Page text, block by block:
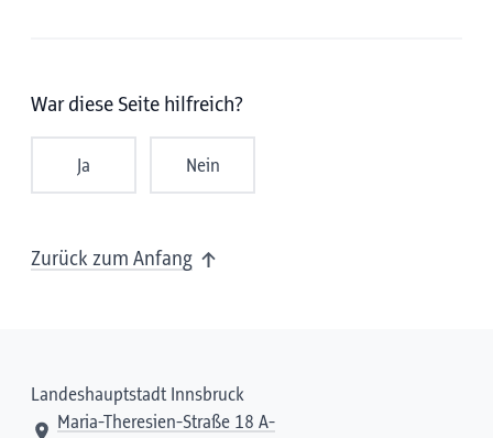
War diese Seite hilfreich?
Ja Nein
Zurück zum Anfang
Landeshauptstadt Innsbruck
Maria-Theresien-Straße 18 A-